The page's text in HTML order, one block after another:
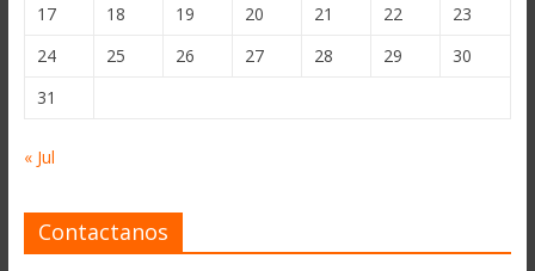
17
18 19 20 21 22
23
24
25 26 27 28 29
30
31
« Jul
Contactanos